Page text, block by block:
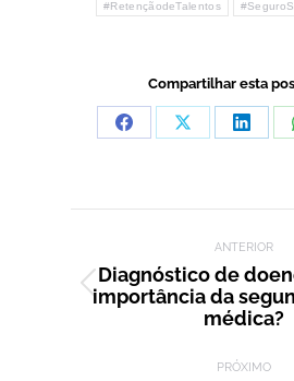
#RetençãodeTalentos
Compartilhar esta
CompartilharCompartilhar
ANTERIOR
Post
Diagnóstico de
importância da
médica?
PRÓXIMO